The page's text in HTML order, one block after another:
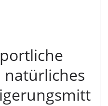
natürliches